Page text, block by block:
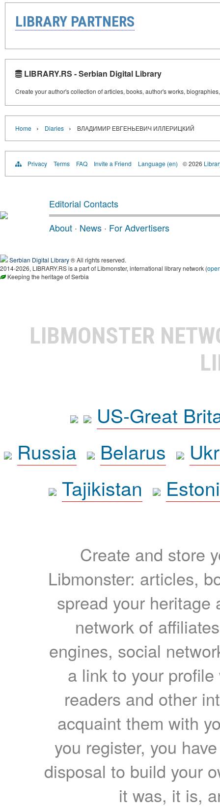
LIBRARY PARTNERS
LIBRARY.RS - Serbian Digital Library
Create your author's collection of articles, books, author's works,
Home › Diaries › ВЛАДИМИР ЕВГЕНЬЕВИЧ ИЛЛЕРИЦКИЙ
Privacy Terms FAQ Invite a Friend Language (en) © 2026
Editorial Contacts
About · News · For Advertisers
Serbian Digital Library® All rights reserved.
2014-2026, LIBRARY.RS is a part of Libmonster, international library network (
Keeping the heritage of Serbia
LIBMONSTER
US-Great
Russia
Belarus
Tajikistan
Create and store
Libmonster: articles,
spread your heritage
network of
engines, social
a link to your
readers and other
acquaint them with
you register, you
disposal to build your
it was, it is,